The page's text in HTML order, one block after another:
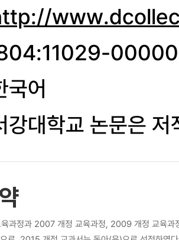
국어
강대학교 논문은
과정과 2007 개정 교육과정, 2009 개정 교육